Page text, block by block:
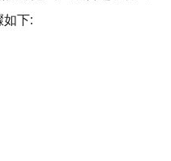
如下: